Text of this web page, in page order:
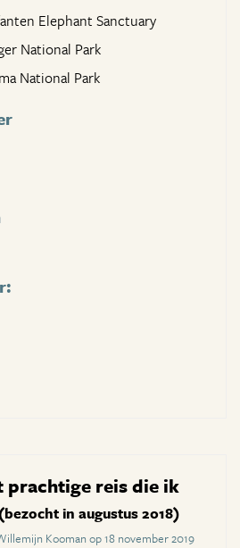
Elephant Sanctuary
National Park
National Park
prachtige reis die ik
(bezocht in augustus 2018)
Kooman op 18 november 2019